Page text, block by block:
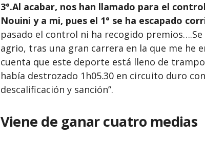
3°.Al acabar, nos han llamado para el
Nouini y a mi, pues el 1° se ha escapado
pasado el control ni ha recogido premios….
agrio, tras una gran carrera en la que me he
cuenta que este deporte está lleno de
había destrozado 1h05.30 en circuito duro con
descalificación y sanción”.
Viene de ganar cuatro medias